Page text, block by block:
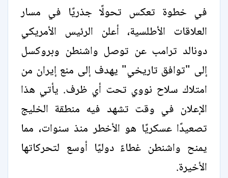
في خطوة تعكس تحولًا جذريًا في مسار
العلاقات الأطلسية، أعلن الرئيس الأمريكي
دونالد ترامب عن توصل واشنطن وبروكسل
إلى "توافق تاريخي" يهدف إلى منع إيران من
امتلاك سلاح نووي تحت أي ظرف. يأتي هذا
الإعلان في وقت تشهد فيه منطقة الخليج
تصعيدًا عسكريًا هو الأخطر منذ سنوات، مما
يمنح واشنطن غطاءً دوليًا أوسع لتحركاتها
الأخيرة.